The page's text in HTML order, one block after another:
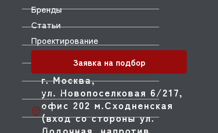
OLYMPIA
OMNIWASH
ORVED
OZTIRYAKILER
P.L. Proff Cuisine
PACKVAC
г. Москва,
ул. Новопоселковая 6/217,
офис 202 м.Сходненская
(вход со стороны ул.
Бренды
Статьи
Проектирование
Заявка на подбор